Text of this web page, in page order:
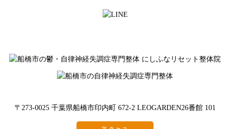
〒273-0025 千葉県船橋市印内町 672-2 LEOGARDEN26番館 101